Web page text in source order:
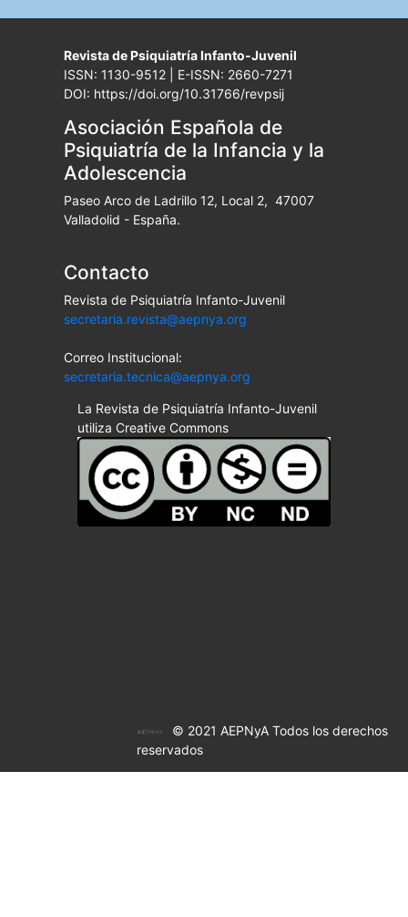
Revista de Psiquiatría Infanto-Juvenil
ISSN: 1130-9512 | E-ISSN: 2660-7271
DOI: https://doi.org/10.31766/revpsij
Asociación Española de
Psiquiatría de la Infancia y la
Adolescencia
Paseo Arco de Ladrillo 12, Local 2, 47007
Valladolid - España.
Contacto
Revista de Psiquiatría Infanto-Juvenil
secretaria.revista@aepnya.org
Correo Institucional:
secretaria.tecnica@aepnya.org
La Revista de Psiquiatría Infanto-Juvenil
utiliza Creative Commons
© 2021 AEPNyA Todos los derechos
reservados